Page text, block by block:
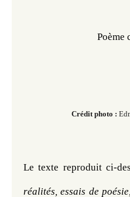
Poème
Crédit photo :
Le texte reproduit ci-
réalités, essais de poésie,